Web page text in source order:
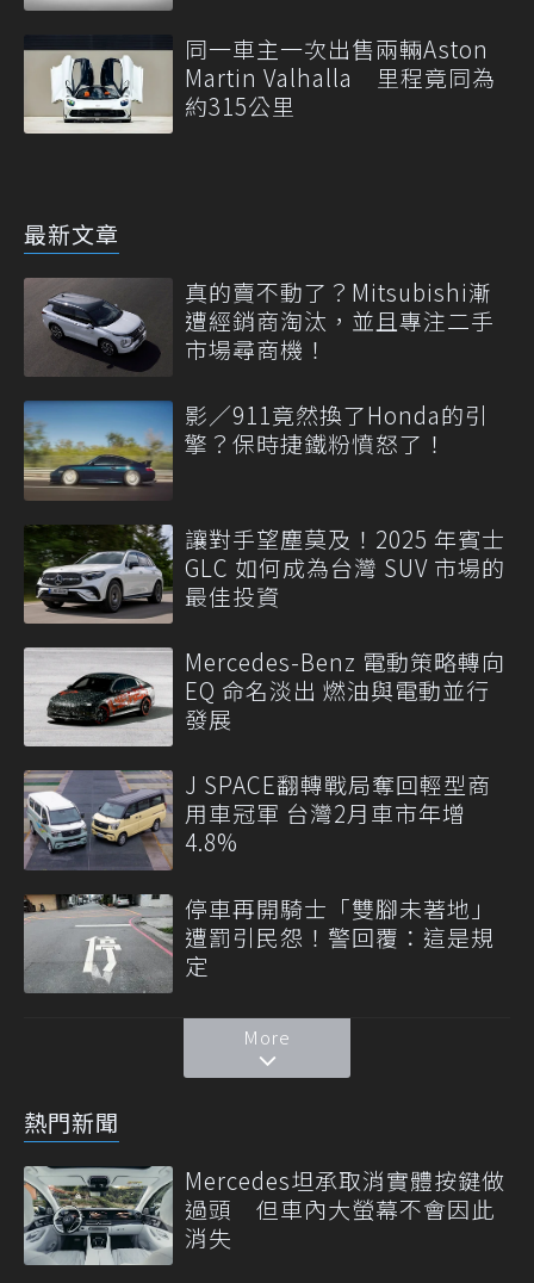
同一車主一次出售兩輛Aston
Martin Valhalla 里程竟同為
約315公里
最新文章
真的賣不動了？Mitsubishi漸
遭經銷商淘汰，並且專注二手
市場尋商機！
影／911竟然換了Honda的引
擎？保時捷鐵粉憤怒了！
讓對手望塵莫及！2025 年賓士
GLC 如何成為台灣 SUV 市場的
最佳投資
Mercedes-Benz 電動策略轉向
EQ 命名淡出 燃油與電動並行
發展
J SPACE翻轉戰局奪回輕型商
用車冠軍 台灣2月車市年增
4.8%
停車再開騎士「雙腳未著地」
遭罰引民怨！警回覆：這是規
定
More
熱門新聞
Mercedes坦承取消實體按鍵做
過頭 但車內大螢幕不會因此
消失